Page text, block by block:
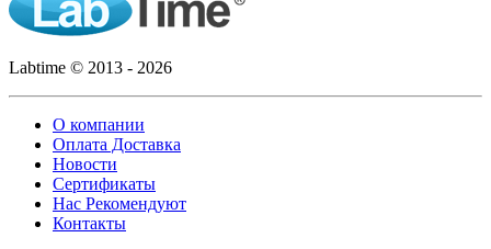
Labtime © 2013 - 2026
О компании
Оплата Доставка
Новости
Сертификаты
Нас Рекомендуют
Контакты